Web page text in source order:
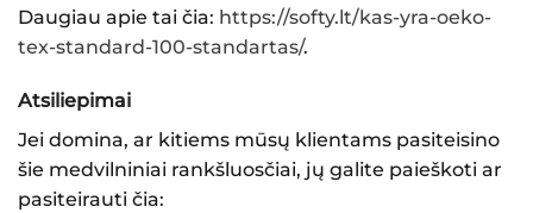
Daugiau apie tai čia: https://softy.lt/kas-yra-oeko-
tex-standard-100-standartas/.
Atsiliepimai
Jei domina, ar kitiems mūsų klientams pasiteisino
šie medvilniniai rankšluosčiai, jų galite paieškoti ar
pasiteirauti čia: